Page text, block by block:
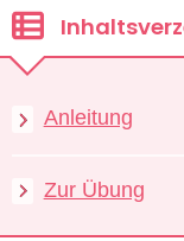
Anleitung
Zur Übung